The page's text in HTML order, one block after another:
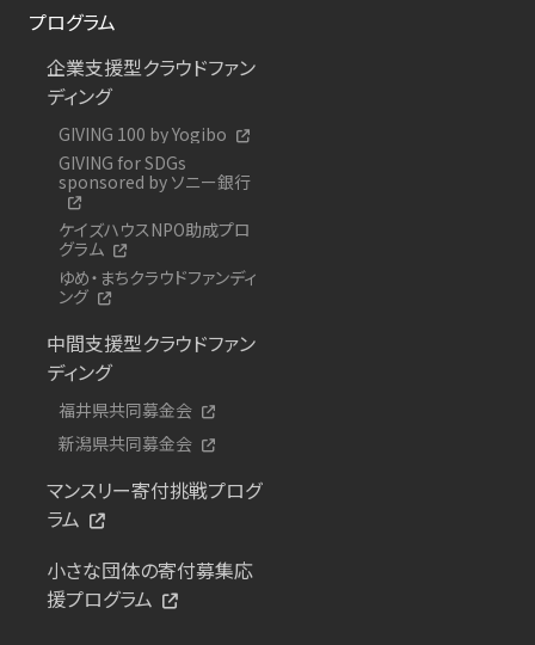
プログラム
企業支援型クラウドファン
ディング
GIVING 100 by Yogibo
GIVING for SDGs
sponsored by ソニー銀行
ケイズハウスNPO助成プロ
グラム
ゆめ・まちクラウドファンディ
ング
中間支援型クラウドファン
ディング
福井県共同募金会
新潟県共同募金会
マンスリー寄付挑戦プログ
ラム
小さな団体の寄付募集応
援プログラム